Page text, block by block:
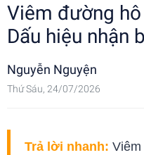
Viêm đường
Dấu hiệu nhận
Nguyễn Nguyện
Thứ Sáu, 24/07/2026
Trả lời nhanh: